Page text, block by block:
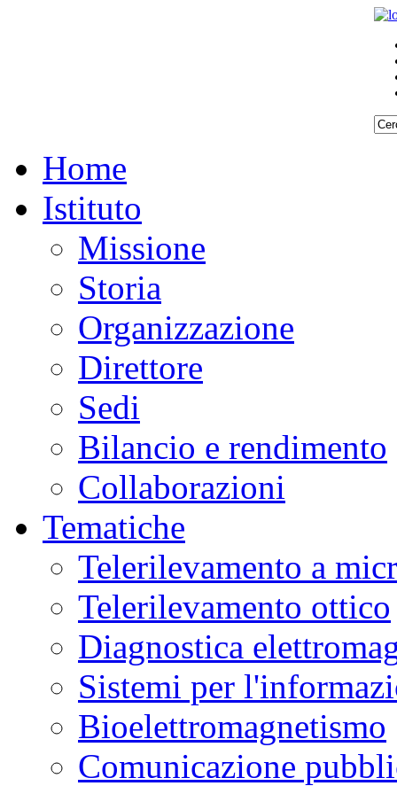
Home
Istituto
Missione
Storia
Organizzazione
Direttore
Sedi
Bilancio e rendimento
Collaborazioni
Tematiche
Telerilevamento a
Telerilevamento ottico
Diagnostica
Sistemi per
Bioelettromagnetismo
Comunicazione